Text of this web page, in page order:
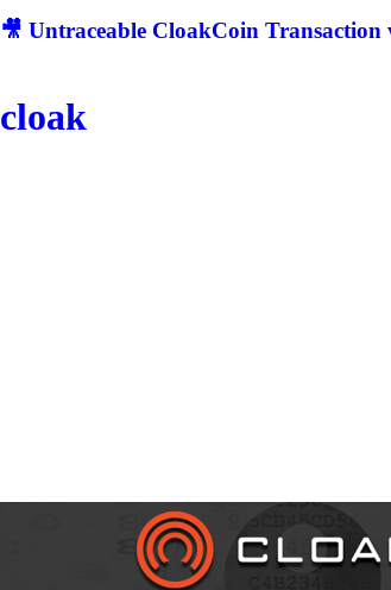
🎥 Untraceable CloakCoin Transaction
cloak